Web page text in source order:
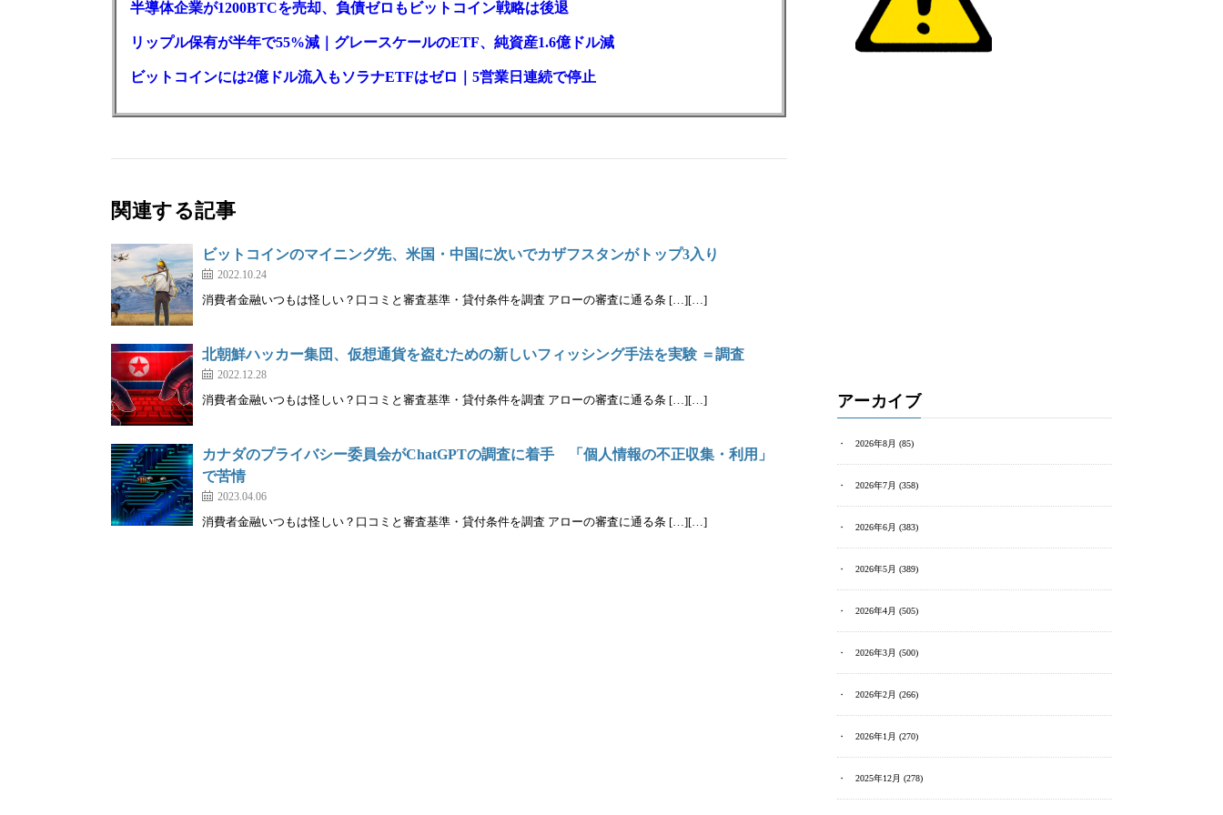
半導体企業が1200BTCを売却、負債ゼロもビットコイン戦略は後退
リップル保有が半年で55%減｜グレースケールのETF、純資産1.6億ドル減
ビットコインには2億ドル流入もソラナETFはゼロ｜5営業日連続で停止
関連する記事
ビットコインのマイニング先、米国・中国に次いでカザフスタンがトップ3入り
2022.10.24
消費者金融いつもは怪しい？口コミと審査基準・貸付条件を調査 アローの審査に通る条 […][…]
北朝鮮ハッカー集団、仮想通貨を盗むための新しいフィッシング手法を実験 ＝調査
2022.12.28
消費者金融いつもは怪しい？口コミと審査基準・貸付条件を調査 アローの審査に通る条 […][…]
カナダのプライバシー委員会がChatGPTの調査に着手 「個人情報の不正収集・利用」
で苦情
2023.04.06
消費者金融いつもは怪しい？口コミと審査基準・貸付条件を調査 アローの審査に通る条 […][…]
アーカイブ
2026年8月 (85)
2026年7月 (358)
2026年6月 (383)
2026年5月 (389)
2026年4月 (505)
2026年3月 (500)
2026年2月 (266)
2026年1月 (270)
2025年12月 (278)